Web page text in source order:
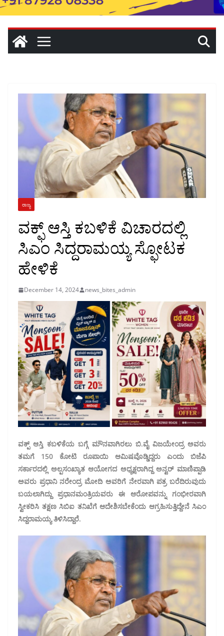
ರಾಜ್ಯ
ವಕ್ಫ್ ಆಸ್ತಿ ಕಬಳಿಕೆ ವಿಚಾರದಲ್ಲಿ
ಸಿಎಂ ಸಿದ್ದರಾಮಯ್ಯ ಸ್ಫೋಟಕ
ಹೇಳಿಕೆ
December 14, 2024 news_bites_admin
ವಕ್ಪ್ ಆಸ್ತಿ ಕಬಳಿಕೆಯ ಬಗ್ಗೆ ಮೌನವಾಗಿರಲು ಬಿ.ವೈ ವಿಜಯೇಂದ್ರ ಅವರು
ತಮಗೆ 150 ಕೋಟಿ ರೂಪಾಯಿ ಆಮಿಷವೊಡ್ಡಿದ್ದರು ಎಂದು ಬಿಜೆಪಿ
ಸರ್ಕಾರದಲ್ಲಿ ಅಲ್ಪಸಂಖ್ಯಾತ ಆಯೋಗದ ಅಧ್ಯಕ್ಷರಾಗಿದ್ದ ಅನ್ವರ್ ಮಾಣಿಪ್ಪಾಡಿ
ಅವರು ಪ್ರಧಾನಿ ನರೇಂದ್ರ ಮೋದಿ ಅವರಿಗೆ ನೇರವಾಗಿ ಪತ್ರ ಬರೆದಿರುವುದು
ಬಯಲಾಗಿದ್ದು ಪ್ರಧಾನಮಂತ್ರಿಯವರು ಈ ಆರೋಪವನ್ನು ಗಂಭೀರವಾಗಿ
ಸ್ವೀಕರಿಸಿ ತಕ್ಷಣ ಸಿಬಿಐ ತನಿಖೆಗೆ ಆದೇಶಿಸಬೇಕೆಂದು ಆಗ್ರಹಿಸುತ್ತಿದ್ದೇನೆ ಸಿಎಂ
ಸಿದ್ದರಾಮಯ್ಯ ತಿಳಿಸಿದ್ದಾರೆ.